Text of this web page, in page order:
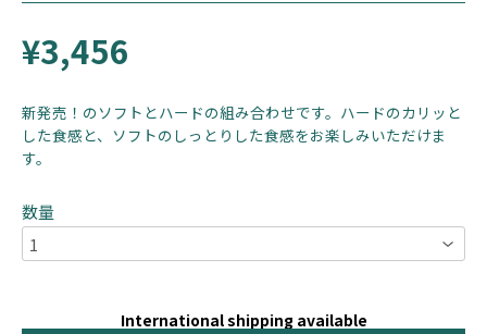
¥3,456
新発売！のソフトとハードの組み合わせです。ハードのカリッと
した食感と、ソフトのしっとりした食感をお楽しみいただけま
す。
数量
International shipping available